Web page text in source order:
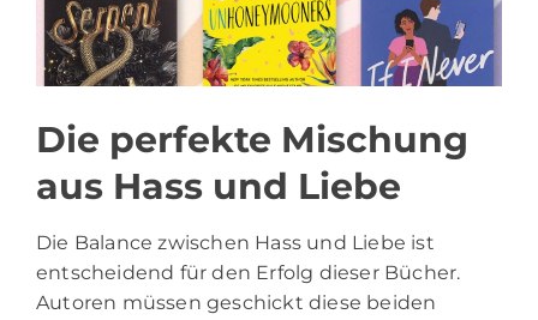
Die perfekte Mischung
aus Hass und Liebe
Die Balance zwischen Hass und Liebe ist
entscheidend für den Erfolg dieser Bücher.
Autoren müssen geschickt diese beiden